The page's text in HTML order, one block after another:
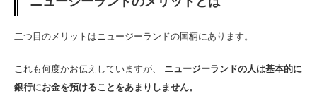
二つ目のメリットはニュージーランドの国柄にあります。
これも何度かお伝えしていますが、 ニュージーランドの人は基本的に
銀行にお金を預けることをあまりしません。